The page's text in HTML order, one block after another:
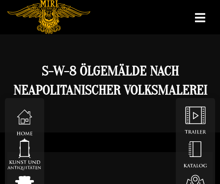
S-W-8 ÖLGEMÄLDE NACH
NEAPOLITANISCHER VOLKSMALEREI